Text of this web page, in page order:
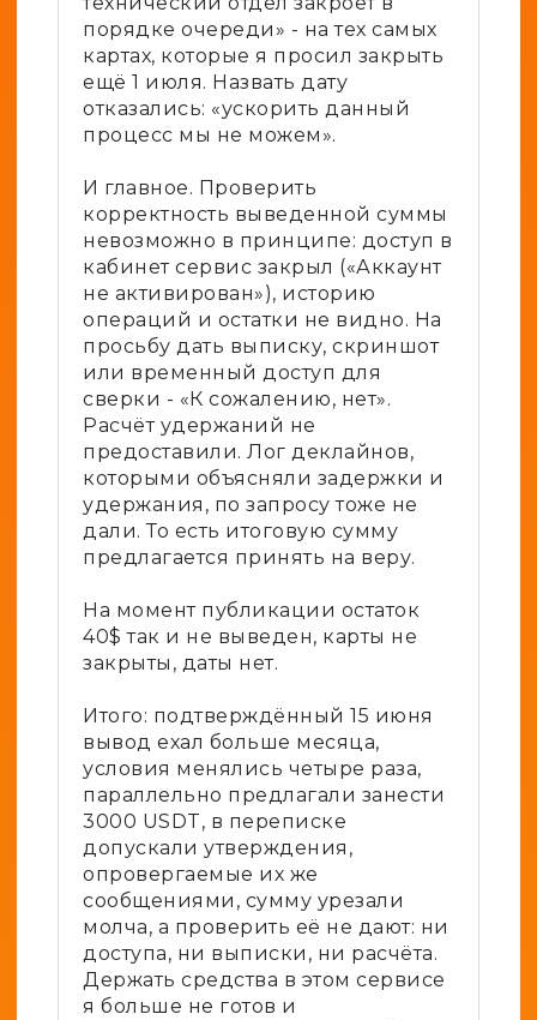
порядке очереди» - на тех самых
картах, которые я просил закрыть
ещё 1 июля. Назвать дату
отказались: «ускорить данный
процесс мы не можем».
И главное. Проверить
корректность выведенной суммы
невозможно в принципе: доступ в
кабинет сервис закрыл («Аккаунт
не активирован»), историю
операций и остатки не видно. На
просьбу дать выписку, скриншот
или временный доступ для
сверки - «К сожалению, нет».
Расчёт удержаний не
предоставили. Лог деклайнов,
которыми объясняли задержки и
удержания, по запросу тоже не
дали. То есть итоговую сумму
предлагается принять на веру.
На момент публикации остаток
40$ так и не выведен, карты не
закрыты, даты нет.
Итого: подтверждённый 15 июня
вывод ехал больше месяца,
условия менялись четыре раза,
параллельно предлагали занести
3000 USDT, в переписке
допускали утверждения,
опровергаемые их же
сообщениями, сумму урезали
молча, а проверить её не дают: ни
доступа, ни выписки, ни расчёта.
Держать средства в этом сервисе
я больше не готов и